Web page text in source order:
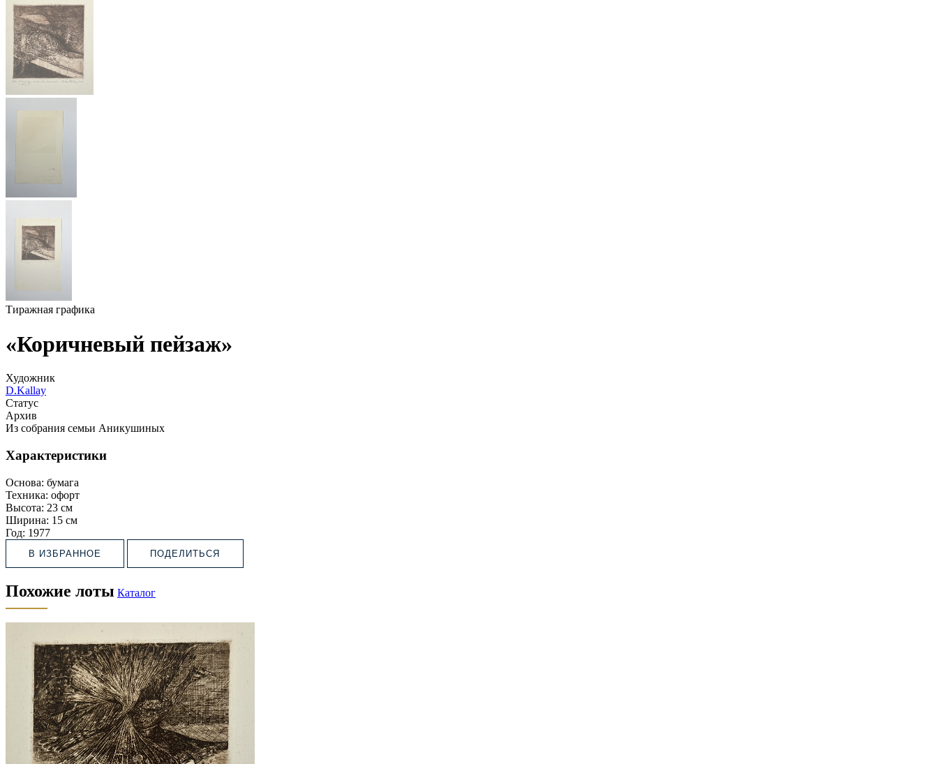
Тиражная графика
«Коричневый пейзаж»
Художник
D.Kallay
Статус
Архив
Из собрания семьи Аникушиных
Характеристики
Основа: бумага
Техника: офорт
Высота: 23 см
Ширина: 15 см
Год: 1977
В ИЗБРАННОЕ ПОДЕЛИТЬСЯ
Похожие лоты Каталог